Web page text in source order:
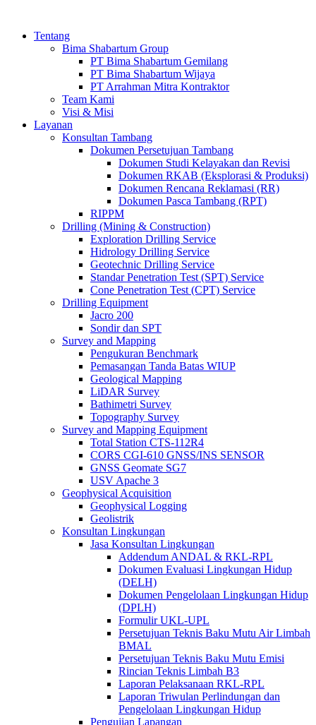
Tentang
Bima Shabartum Group
PT Bima Shabartum Gemilang
PT Bima Shabartum Wijaya
PT Arrahman Mitra Kontraktor
Team Kami
Visi & Misi
Layanan
Konsultan Tambang
Dokumen Persetujuan Tambang
Dokumen Studi Kelayakan dan Revisi
Dokumen RKAB (Eksplorasi & Produksi)
Dokumen Rencana Reklamasi (RR)
Dokumen Pasca Tambang (RPT)
RIPPM
Drilling (Mining & Construction)
Exploration Drilling Service
Hidrology Drilling Service
Geotechnic Drilling Service
Standar Penetration Test (SPT) Service
Cone Penetration Test (CPT) Service
Drilling Equipment
Jacro 200
Sondir dan SPT
Survey and Mapping
Pengukuran Benchmark
Pemasangan Tanda Batas WIUP
Geological Mapping
LiDAR Survey
Bathimetri Survey
Topography Survey
Survey and Mapping Equipment
Total Station CTS-112R4
CORS CGI-610 GNSS/INS SENSOR
GNSS Geomate SG7
USV Apache 3
Geophysical Acquisition
Geophysical Logging
Geolistrik
Konsultan Lingkungan
Jasa Konsultan Lingkungan
Addendum ANDAL & RKL-RPL
Dokumen Evaluasi Lingkungan Hidup
(DELH)
Dokumen Pengelolaan Lingkungan Hidup
(DPLH)
Formulir UKL-UPL
Persetujuan Teknis Baku Mutu Air Limbah
BMAL
Persetujuan Teknis Baku Mutu Emisi
Rincian Teknis Limbah B3
Laporan Pelaksanaan RKL-RPL
Laporan Triwulan Perlindungan dan
Pengelolaan Lingkungan Hidup
Pengujian Lapangan